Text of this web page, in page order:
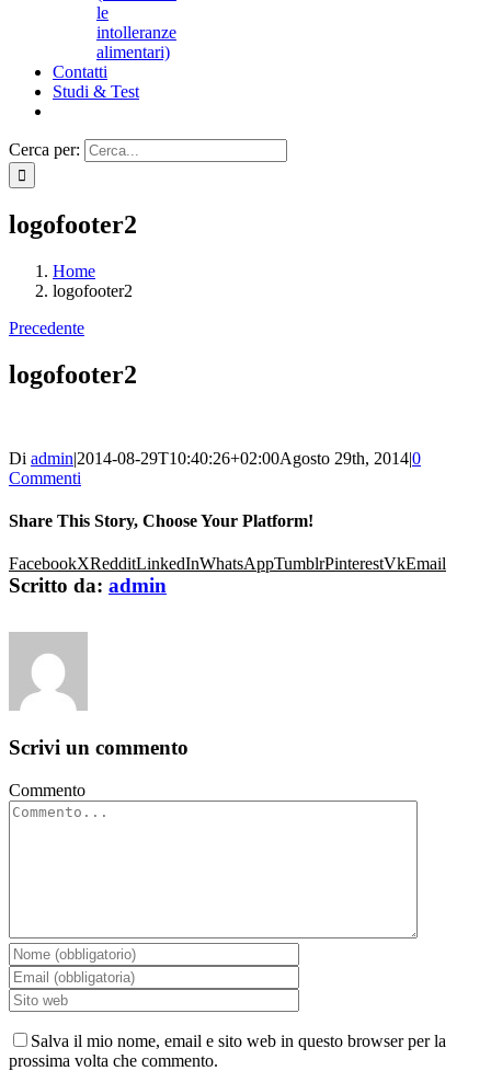
le
intolleranze
alimentari)
Contatti
Studi & Test
Cerca per:
logofooter2
Home
logofooter2
Precedente
logofooter2
Di admin|2014-08-29T10:40:26+02:00Agosto 29th, 2014|0
Commenti
Share This Story, Choose Your Platform!
FacebookXRedditLinkedInWhatsAppTumblrPinterestVkEmail
Scritto da: admin
Scrivi un commento
Commento
Salva il mio nome, email e sito web in questo browser per la
prossima volta che commento.